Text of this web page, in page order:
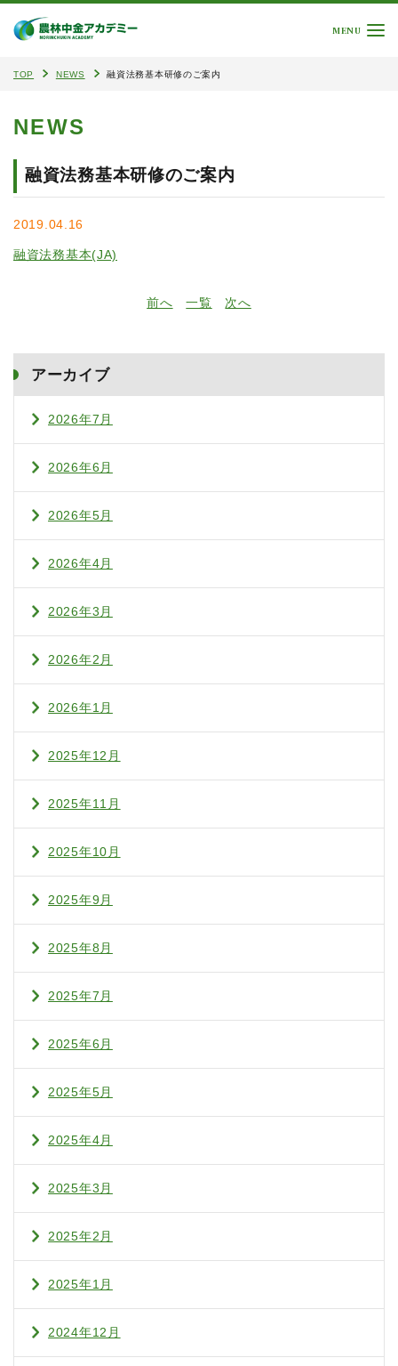
MENU
TOP NEWS 融資法務基本研修のご案内
NEWS
融資法務基本研修のご案内
2019.04.16
融資法務基本(JA)
前へ 一覧 次へ
アーカイブ
2026年7月
2026年6月
2026年5月
2026年4月
2026年3月
2026年2月
2026年1月
2025年12月
2025年11月
2025年10月
2025年9月
2025年8月
2025年7月
2025年6月
2025年5月
2025年4月
2025年3月
2025年2月
2025年1月
2024年12月